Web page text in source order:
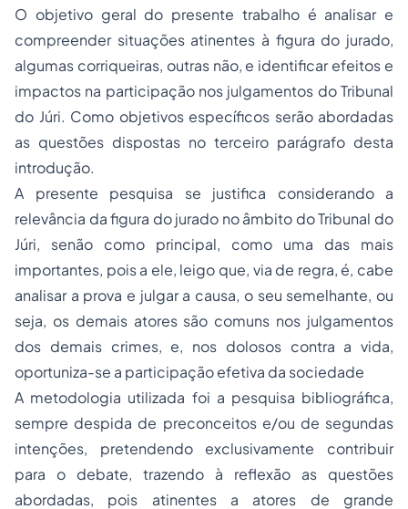
O objetivo geral do presente trabalho é analisar e
compreender situações atinentes à figura do jurado,
algumas corriqueiras, outras não, e identificar efeitos e
impactos na participação nos julgamentos do Tribunal
do Júri. Como objetivos específicos serão abordadas
as questões dispostas no terceiro parágrafo desta
introdução.
A presente pesquisa se justifica considerando a
relevância da figura do jurado no âmbito do Tribunal do
Júri, senão como principal, como uma das mais
importantes, pois a ele, leigo que, via de regra, é, cabe
analisar a prova e julgar a causa, o seu semelhante, ou
seja, os demais atores são comuns nos julgamentos
dos demais crimes, e, nos dolosos contra a vida,
oportuniza-se a participação efetiva da sociedade
A metodologia utilizada foi a pesquisa bibliográfica,
sempre despida de preconceitos e/ou de segundas
intenções, pretendendo exclusivamente contribuir
para o debate, trazendo à reflexão as questões
abordadas, pois atinentes a atores de grande